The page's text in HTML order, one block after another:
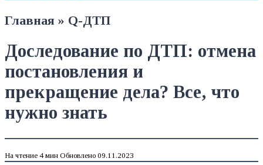
Главная » Q-ДТП
Доследование по ДТП: отмена
постановления и
прекращение дела? Все, что
нужно знать
На чтение 4 мин Обновлено 09.11.2023